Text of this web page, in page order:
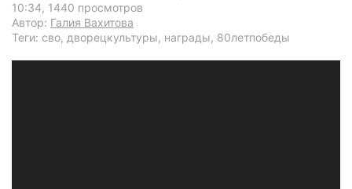
10:34, 1440 просмотров
Автор: Галия Вахитова
Теги: сво, дворецкультуры, награды, 80летпобеды